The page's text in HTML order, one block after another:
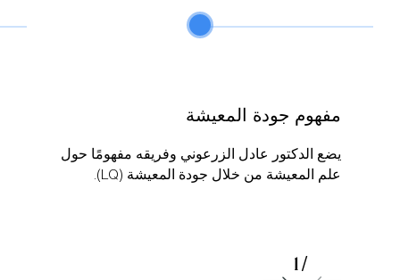
1/
مفهوم جودة المعيشة
‏يضع الدكتور عادل الزرعوني وفريقه مفهومًا حول
علم المعيشة من خلال جودة المعيشة (LQ).‏